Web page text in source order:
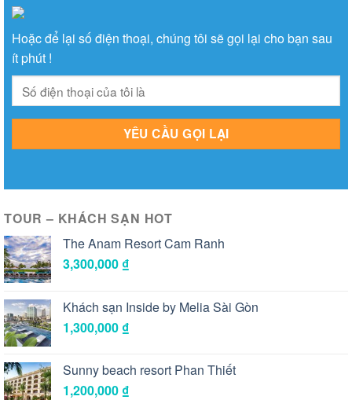
Hoặc để lại số điện thoại, chúng tôi sẽ gọi lại cho bạn sau
ít phút !
TOUR – KHÁCH SẠN HOT
The Anam Resort Cam Ranh
3,300,000 ₫
Khách sạn Inside by Melia Sài Gòn
1,300,000 ₫
Sunny beach resort Phan Thiết
1,200,000 ₫